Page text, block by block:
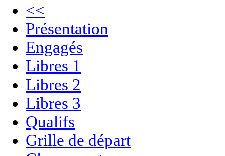
<<
Présentation
Engagés
Libres 1
Libres 2
Libres 3
Qualifs
Grille de départ